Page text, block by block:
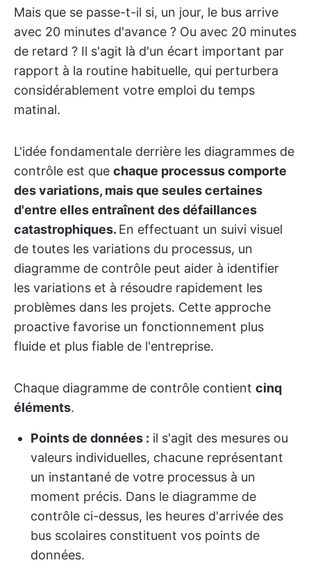
Mais que se passe-t-il si, un jour, le bus arrive
avec 20 minutes d'avance ? Ou avec 20 minutes
de retard ? Il s'agit là d'un écart important par
rapport à la routine habituelle, qui perturbera
considérablement votre emploi du temps
matinal.
L'idée fondamentale derrière les diagrammes de
contrôle est que chaque processus comporte
des variations, mais que seules certaines
d'entre elles entraînent des défaillances
catastrophiques. En effectuant un suivi visuel
de toutes les variations du processus, un
diagramme de contrôle peut aider à identifier
les variations et à résoudre rapidement les
problèmes dans les projets. Cette approche
proactive favorise un fonctionnement plus
fluide et plus fiable de l'entreprise.
Chaque diagramme de contrôle contient cinq
éléments.
Points de données : il s'agit des mesures ou
valeurs individuelles, chacune représentant
un instantané de votre processus à un
moment précis. Dans le diagramme de
contrôle ci-dessus, les heures d'arrivée des
bus scolaires constituent vos points de
données.